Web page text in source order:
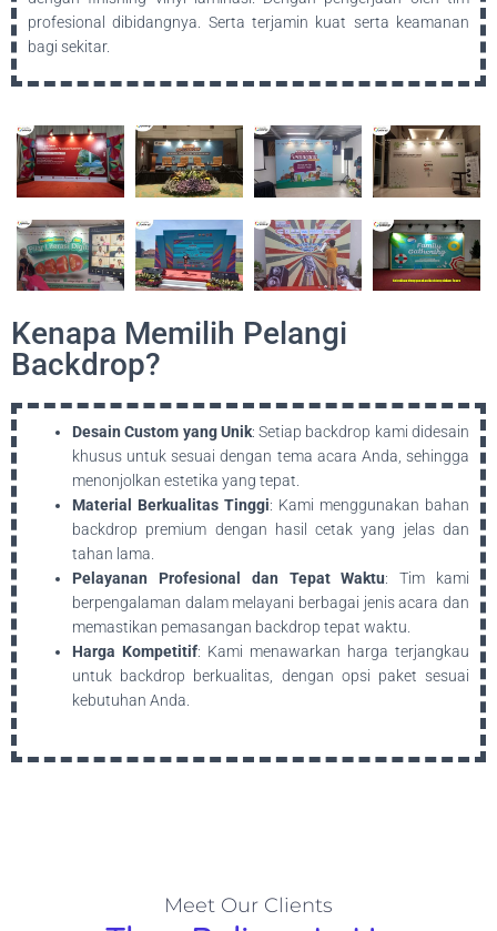
profesional dibidangnya. Serta terjamin kuat serta keamanan
bagi sekitar.
Kenapa Memilih Pelangi
Backdrop?
Desain Custom yang Unik: Setiap backdrop kami didesain
khusus untuk sesuai dengan tema acara Anda, sehingga
menonjolkan estetika yang tepat.
Material Berkualitas Tinggi: Kami menggunakan bahan
backdrop premium dengan hasil cetak yang jelas dan
tahan lama.
Pelayanan Profesional dan Tepat Waktu: Tim kami
berpengalaman dalam melayani berbagai jenis acara dan
memastikan pemasangan backdrop tepat waktu.
Harga Kompetitif: Kami menawarkan harga terjangkau
untuk backdrop berkualitas, dengan opsi paket sesuai
kebutuhan Anda.
Meet Our Clients